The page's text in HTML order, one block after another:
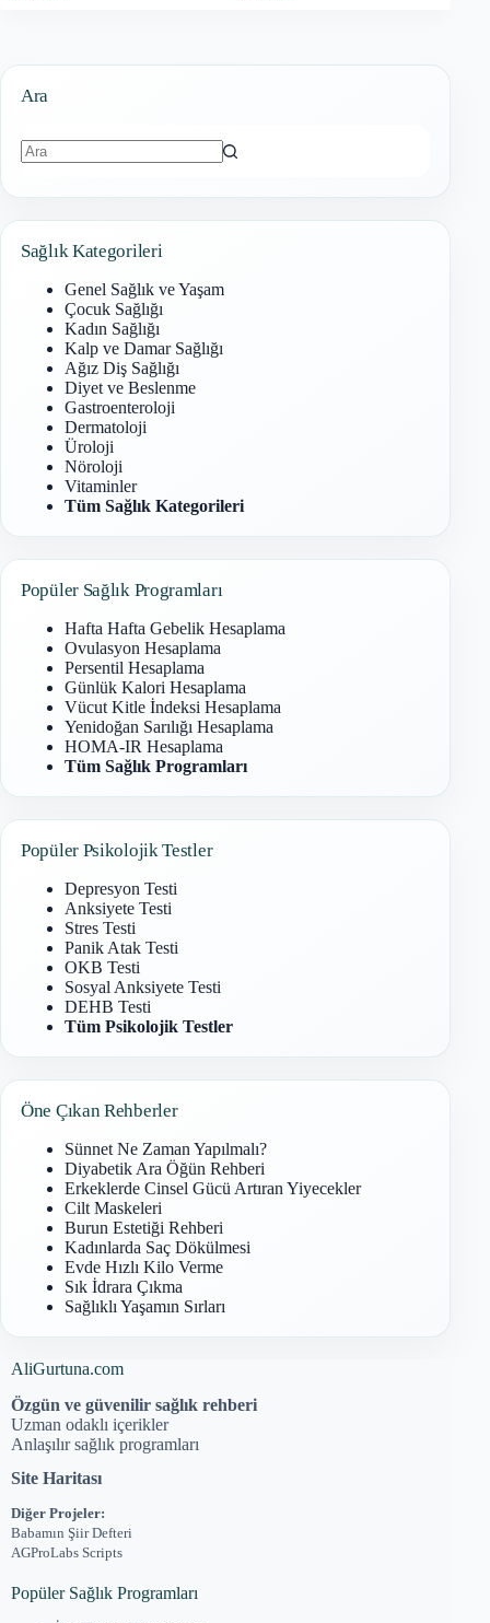
Ara
Sağlık Kategorileri
Genel Sağlık ve Yaşam
Çocuk Sağlığı
Kadın Sağlığı
Kalp ve Damar Sağlığı
Ağız Diş Sağlığı
Diyet ve Beslenme
Gastroenteroloji
Dermatoloji
Üroloji
Nöroloji
Vitaminler
Tüm Sağlık Kategorileri
Popüler Sağlık Programları
Hafta Hafta Gebelik Hesaplama
Ovulasyon Hesaplama
Persentil Hesaplama
Günlük Kalori Hesaplama
Vücut Kitle İndeksi Hesaplama
Yenidoğan Sarılığı Hesaplama
HOMA-IR Hesaplama
Tüm Sağlık Programları
Popüler Psikolojik Testler
Depresyon Testi
Anksiyete Testi
Stres Testi
Panik Atak Testi
OKB Testi
Sosyal Anksiyete Testi
DEHB Testi
Tüm Psikolojik Testler
Öne Çıkan Rehberler
Sünnet Ne Zaman Yapılmalı?
Diyabetik Ara Öğün Rehberi
Erkeklerde Cinsel Gücü Artıran Yiyecekler
Cilt Maskeleri
Burun Estetiği Rehberi
Kadınlarda Saç Dökülmesi
Evde Hızlı Kilo Verme
Sık İdrara Çıkma
Sağlıklı Yaşamın Sırları
AliGurtuna.com
Özgün ve güvenilir sağlık rehberi
Uzman odaklı içerikler
Anlaşılır sağlık programları
Site Haritası
Diğer Projeler:
Babamın Şiir Defteri
AGProLabs Scripts
Popüler Sağlık Programları